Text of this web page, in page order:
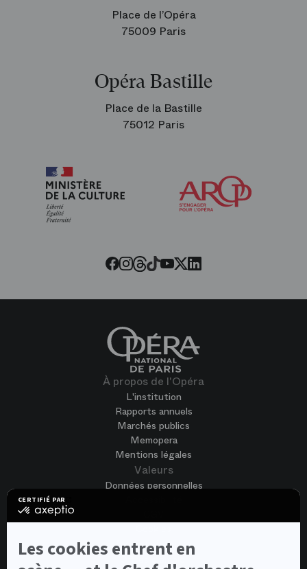
CERTIFIÉ PAR
certifié
En
Les cookies entrent en
Place de l’Opéra
75009 Paris
Opéra Bastille
Place de la Bastille
75012 Paris
Facebook
Instagram
Threads
Tiktok
Youtube
Twitter
LinkedIn
À propos de l'Opéra
L'institution
Rapports annuels
Marchés publics
Memopera
Mentions légales
Valeurs
Données personnelles
Nous rejoindre
Offres d'emploi